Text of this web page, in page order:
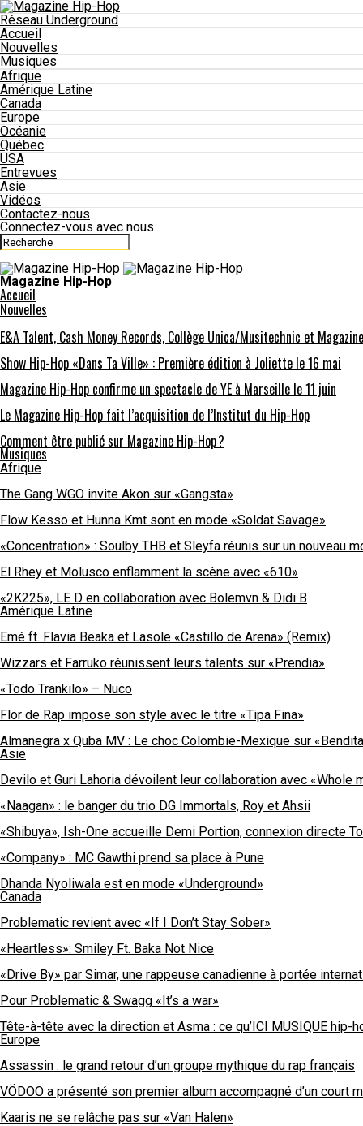
Réseau Underground
Accueil
Nouvelles
Musiques
Afrique
Amérique Latine
Canada
Europe
Océanie
Québec
USA
Entrevues
Asie
Vidéos
Contactez-nous
Connectez-vous avec nous
Magazine Hip-Hop
Accueil
Nouvelles
E&A Talent, Cash Money Records, Collège Unica/Musitechnic et
Show Hip-Hop «Dans Ta Ville» : Première édition à Joliette le 16 mai
Magazine Hip-Hop confirme un spectacle de YE à Marseille le 11 juin
Le Magazine Hip-Hop fait l’acquisition de l’Institut du Hip-Hop
Comment être publié sur Magazine Hip-Hop ?
Musiques
Afrique
The Gang WGO invite Akon sur «Gangsta»
Flow Kesso et Hunna Kmt sont en mode «Soldat Savage»
«Concentration» : Soulby THB et Sleyfa réunis sur un nouveau
El Rhey et Molusco enflamment la scène avec «610»
«2K225», LE D en collaboration avec Bolemvn & Didi B
Amérique Latine
Emé ft. Flavia Beaka et Lasole «Castillo de Arena» (Remix)
Wizzars et Farruko réunissent leurs talents sur «Prendia»
«Todo Trankilo» – Nuco
Flor de Rap impose son style avec le titre «Tipa Fina»
Almanegra x Quba MV : Le choc Colombie-Mexique sur
Asie
Devilo et Guri Lahoria dévoilent leur collaboration avec «Whole
«Naagan» : le banger du trio DG Immortals, Roy et Ahsii
«Shibuya», Ish-One accueille Demi Portion, connexion directe
«Company» : MC Gawthi prend sa place à Pune
Dhanda Nyoliwala est en mode «Underground»
Canada
Problematic revient avec «If I Don’t Stay Sober»
«Heartless»: Smiley Ft. Baka Not Nice
«Drive By» par Simar, une rappeuse canadienne à portée
Pour Problematic & Swagg «It’s a war»
Tête-à-tête avec la direction et Asma : ce qu’ICI MUSIQUE hip-
Europe
Assassin : le grand retour d’un groupe mythique du rap français
VÖDOO a présenté son premier album accompagné d’un court
Kaaris ne se relâche pas sur «Van Halen»